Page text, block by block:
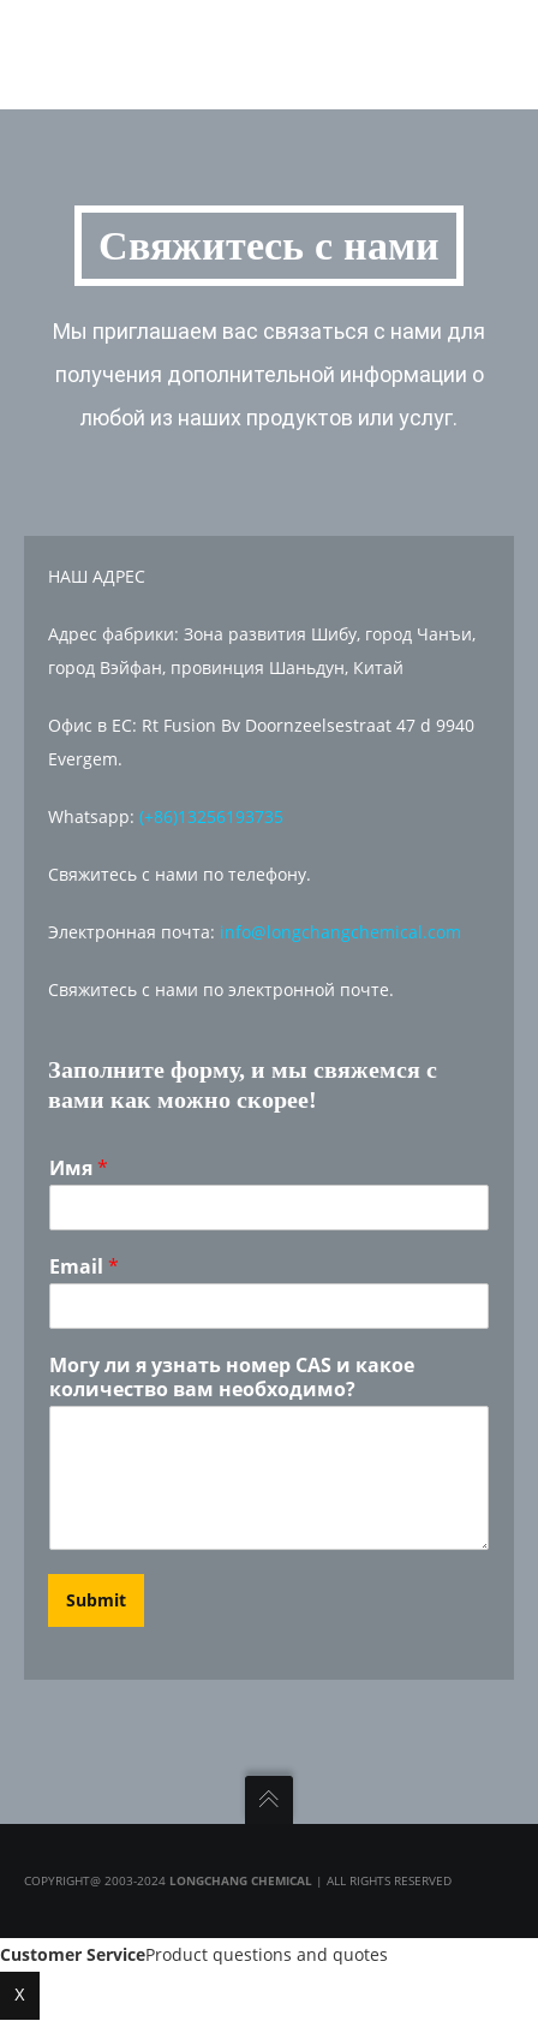
Свяжитесь с нами
Мы приглашаем вас связаться с нами для
получения дополнительной информации о
любой из наших продуктов или услуг.
НАШ АДРЕС
Адрес фабрики: Зона развития Шибу, город Чанъи,
город Вэйфан, провинция Шаньдун, Китай
Офис в ЕС: Rt Fusion Bv Doornzeelsestraat 47 d 9940
Evergem.
Whatsapp: (+86)13256193735
Свяжитесь с нами по телефону.
Электронная почта: info@longchangchemical.com
Свяжитесь с нами по электронной почте.
Заполните форму, и мы свяжемся с
вами как можно скорее!
Имя *
Email *
Могу ли я узнать номер CAS и какое
количество вам необходимо?
Submit
COPYRIGHT@ 2003-2024 LONGCHANG CHEMICAL | ALL RIGHTS RESERVED
Customer ServiceProduct questions and quotes
X